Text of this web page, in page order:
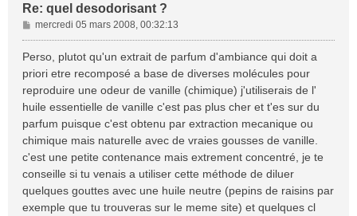
Re: quel desodorisant ?
M
e
s
s
g
e
mercredi 05 mars 2008, 00:32:13
Perso, plutot qu'un extrait de parfum d'ambiance qui doit a
priori etre recomposé a base de diverses molécules pour
reproduire une odeur de vanille (chimique) j'utiliserais de l'
huile essentielle de vanille c'est pas plus cher et t'es sur du
parfum puisque c'est obtenu par extraction mecanique ou
chimique mais naturelle avec de vraies gousses de vanille.
c'est une petite contenance mais extrement concentré, je te
conseille si tu venais a utiliser cette méthode de diluer
quelques gouttes avec une huile neutre (pepins de raisins par
exemple que tu trouveras sur le meme site) et quelques cl